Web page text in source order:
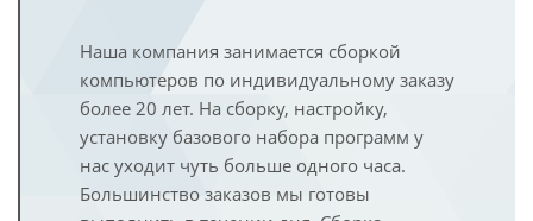
Наша компания занимается сборкой
компьютеров по индивидуальному заказу
более 20 лет. На сборку, настройку,
установку базового набора программ у
нас уходит чуть больше одного часа.
Большинство заказов мы готовы